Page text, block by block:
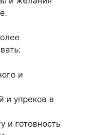
и
и упреков в
и готовность